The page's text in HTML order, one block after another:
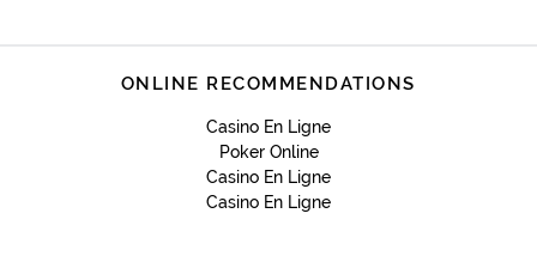
ONLINE RECOMMENDATIONS
Casino En Ligne
Poker Online
Casino En Ligne
Casino En Ligne